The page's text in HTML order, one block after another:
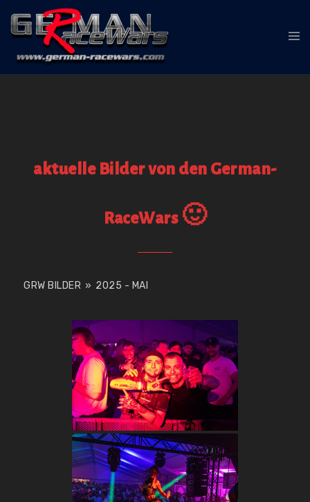
Inhalt
springen
aktuelle Bilder von den German-
RaceWars 🙂
GRW BILDER » 2025 - MAI